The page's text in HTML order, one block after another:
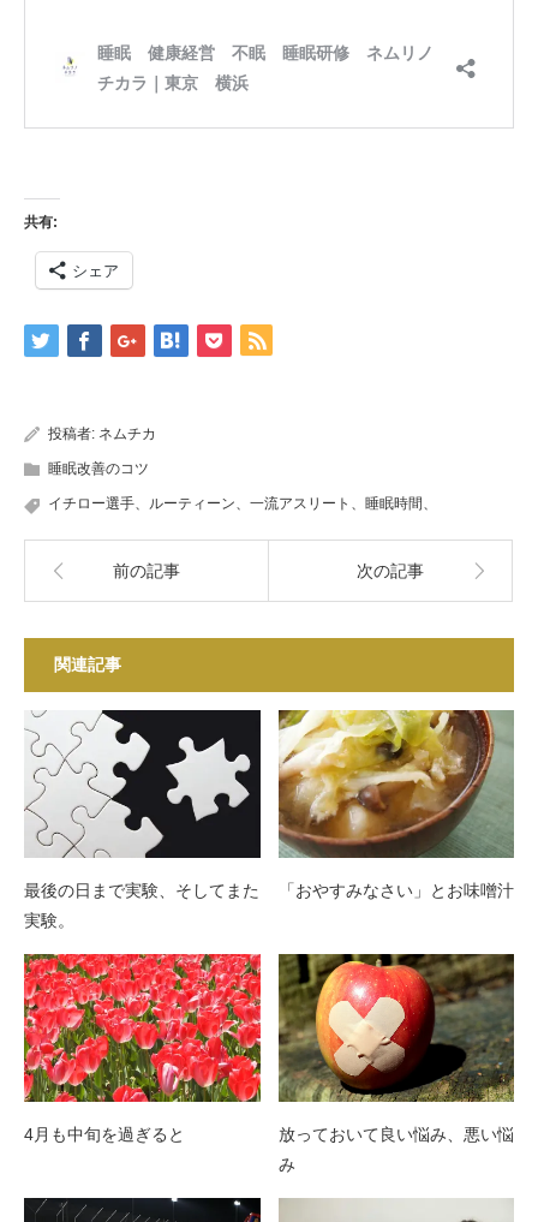
共有:
シェア
投稿者: ネムチカ
睡眠改善のコツ
イチロー選手、ルーティーン、一流アスリート、睡眠時間、
前の記事 次の記事
関連記事
最後の日まで実験、そしてまた
実験。
「おやすみなさい」とお味噌汁
4月も中旬を過ぎると
放っておいて良い悩み、悪い悩
み